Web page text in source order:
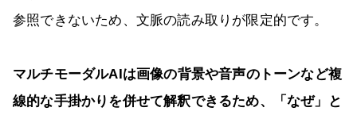
参照できないため、文脈の読み取りが限定的です。
マルチモーダルAIは画像の背景や音声のトーンなど複
線的な手掛かりを併せて解釈できるため、「なぜ」と